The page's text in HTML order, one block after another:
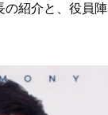
の紹介と、役員陣